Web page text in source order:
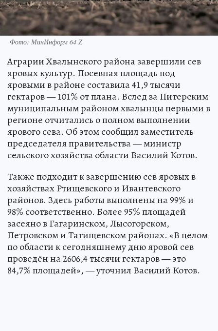
Фото: МинИнформ 64 Z
Аграрии Хвалынского района завершили сев
яровых культур. Посевная площадь под
яровыми в районе составила 41,9 тысячи
гектаров — 101% от плана. Вслед за Питерским
муниципальным районом хвалынцы первыми в
регионе отчитались о полном выполнении
ярового сева. Об этом сообщил заместитель
председателя правительства — министр
сельского хозяйства области Василий Котов.
Также подходит к завершению сев яровых в
хозяйствах Ртищевского и Ивантевского
районов. Здесь работы выполнены на 99% и
98% соответственно. Более 95% площадей
засеяно в Гагаринском, Лысогорском,
Петровском и Татищевском районах. «В целом
по области к сегодняшнему дню яровой сев
проведён на 2606,4 тысячи гектаров — это
84,7% площадей», — уточнил Василий Котов.